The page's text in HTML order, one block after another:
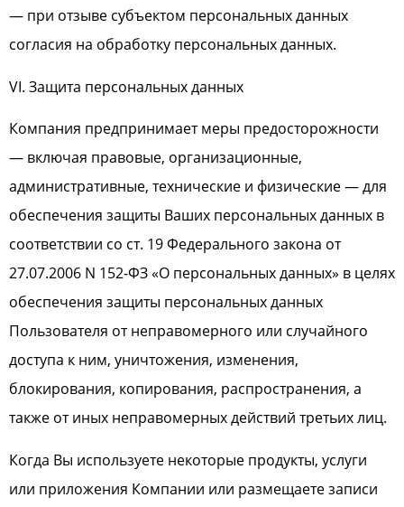
— при отзыве субъектом персональных данных
согласия на обработку персональных данных.
VI. Защита персональных данных
Компания предпринимает меры предосторожности
— включая правовые, организационные,
административные, технические и физические — для
обеспечения защиты Ваших персональных данных в
соответствии со ст. 19 Федерального закона от
27.07.2006 N 152-ФЗ «О персональных данных» в целях
обеспечения защиты персональных данных
Пользователя от неправомерного или случайного
доступа к ним, уничтожения, изменения,
блокирования, копирования, распространения, а
также от иных неправомерных действий третьих лиц.
Когда Вы используете некоторые продукты, услуги
или приложения Компании или размещаете записи